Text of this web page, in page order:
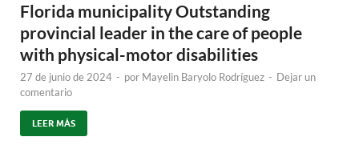
Florida municipality Outstanding
provincial leader in the care of people
with physical-motor disabilities
27 de junio de 2024 - por Mayelin Baryolo Rodríguez - Dejar un
comentario
LEER MÁS